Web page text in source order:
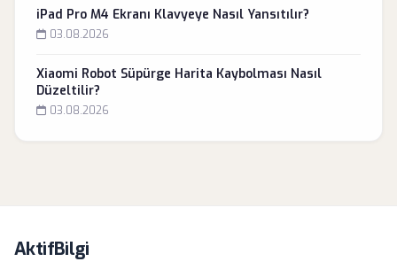
iPad Pro M4 Ekranı Klavyeye Nasıl Yansıtılır?
03.08.2026
Xiaomi Robot Süpürge Harita Kaybolması Nasıl
Düzeltilir?
03.08.2026
AktifBilgi